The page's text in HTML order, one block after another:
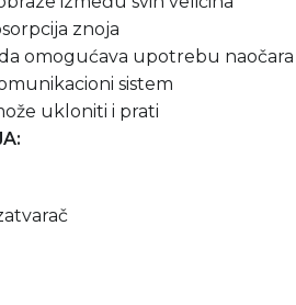
znoja
omogućava upotrebu naočara
sistem
ukloniti i prati